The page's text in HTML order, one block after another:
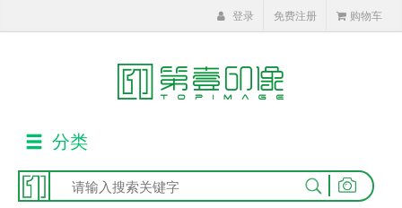
登录 免费注册 购物车
分类
|